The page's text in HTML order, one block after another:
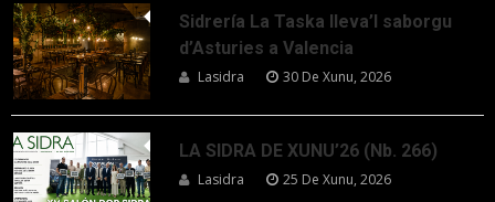
Sidrería La Taska lleva’l saborgu
d’Asturies a Valencia
Lasidra 30 De Xunu, 2026
LA SIDRA DE XUNU’26 (Nb. 266)
Lasidra 25 De Xunu, 2026